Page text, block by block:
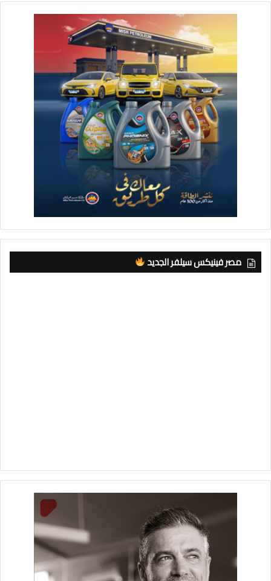
مصر فينيكس سيلفر الجديد